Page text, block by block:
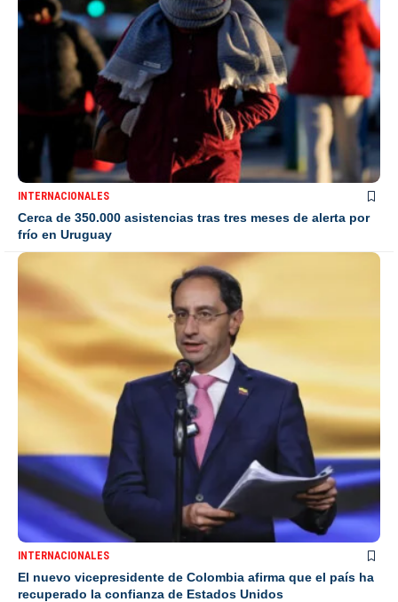
INTERNACIONALES
Cerca de 350.000 asistencias tras tres meses de alerta por
frío en Uruguay
INTERNACIONALES
El nuevo vicepresidente de Colombia afirma que el país ha
recuperado la confianza de Estados Unidos